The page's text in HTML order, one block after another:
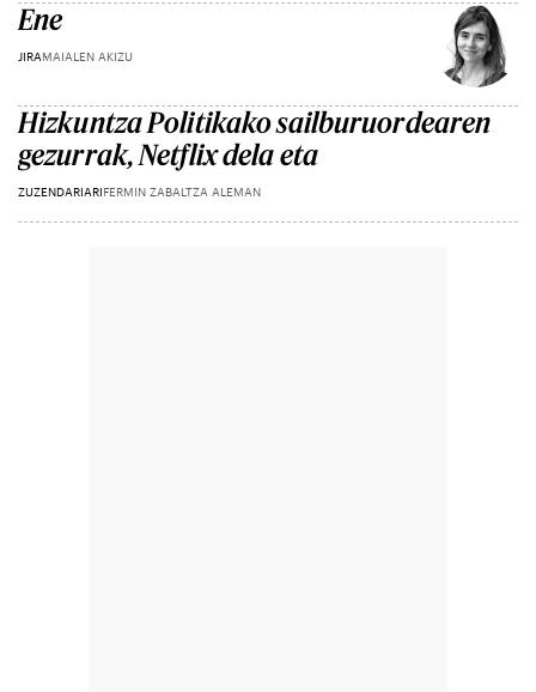
Ene
JIRAMAIALEN AKIZU
Hizkuntza Politikako sailburuordearen
gezurrak, Netflix dela eta
ZUZENDARIARIFERMIN ZABALTZA ALEMAN